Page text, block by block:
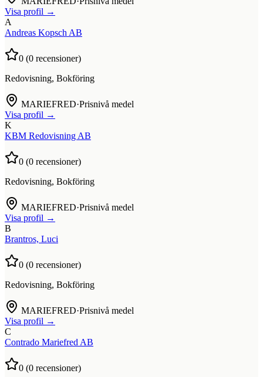
Visa profil →
A
Andreas Kopsch AB
0 (0 recensioner)
Redovisning, Bokföring
MARIEFRED·Prisnivå medel
Visa profil →
K
KBM Redovisning AB
0 (0 recensioner)
Redovisning, Bokföring
MARIEFRED·Prisnivå medel
Visa profil →
B
Brantros, Luci
0 (0 recensioner)
Redovisning, Bokföring
MARIEFRED·Prisnivå medel
Visa profil →
C
Contrado Mariefred AB
0 (0 recensioner)